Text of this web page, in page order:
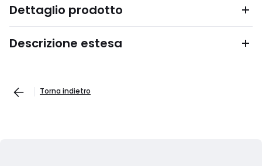
Dettaglio prodotto
Descrizione estesa
Torna indietro